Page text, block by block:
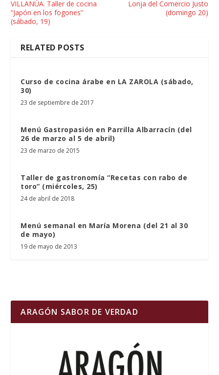
VILLANÚA. Taller de cocina
“Japón en los fogones”
(sábado, 19)
Lonja del Comercio Justo
(domingo 20)
RELATED POSTS
Curso de cocina árabe en LA ZAROLA (sábado,
30)
23 de septiembre de 2017
Menú Gastropasión en Parrilla Albarracín (del
26 de marzo al 5 de abril)
23 de marzo de 2015
Taller de gastronomía “Recetas con rabo de
toro” (miércoles, 25)
24 de abril de 2018
Menú semanal en María Morena (del 21 al 30
de mayo)
19 de mayo de 2013
ARAGÓN SABOR DE VERDAD